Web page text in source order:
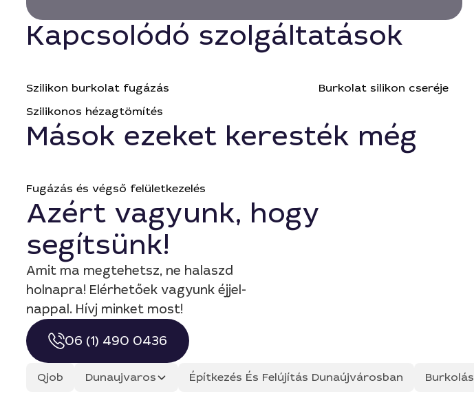
Kapcsolódó szolgáltatások
Szilikon burkolat fugázás Burkolat silikon cseréje
Szilikonos hézagtömítés
Mások ezeket keresték még
Fugázás és végső felületkezelés
Azért vagyunk, hogy
segítsünk!
Amit ma megtehetsz, ne halaszd
holnapra! Elérhetőek vagyunk éjjel-
nappal. Hívj minket most!
06 (1) 490 0436
Qjob Dunaujvaros Építkezés És Felújítás Dunaújvárosban Burkolás